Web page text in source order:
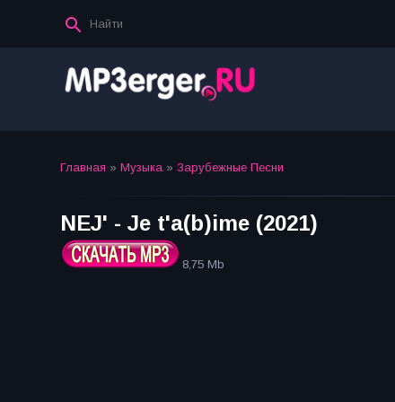
Главная » Музыка » Зарубежные Песни
NEJ' - Je t'a(b)ime (2021)
8,75 Mb